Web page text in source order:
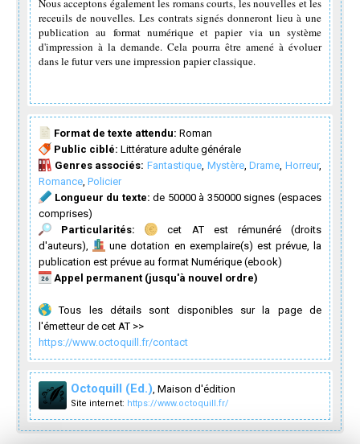
Nous acceptons également les romans courts, les nouvelles et les
receuils de nouvelles. Les contrats signés donneront lieu à une
publication au format numérique et papier via un système
d'impression à la demande. Cela pourra être amené à évoluer
dans le futur vers une impression papier classique.
Format de texte attendu: Roman
Public ciblé: Littérature adulte générale
Genres associés: Fantastique, Mystère,Drame,Horreur,
Romance, Policier
Longueur du texte: de 50000 à 350000 signes (espaces
comprises)
Particularités:
cet AT est rémunéré (droits
d'auteurs),
une dotation en exemplaire(s) est prévue, la
publication est prévue au format Numérique (ebook)
Appel permanent (jusqu'à nouvel ordre)
Tous les détails sont disponibles sur la page de
l'émetteur de cet AT >>
https://www.octoquill.fr/contact
Octoquill (Ed.), Maison d'édition
Site internet: https://www.octoquill.fr/